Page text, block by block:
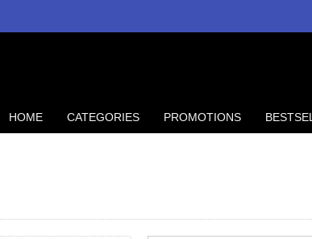
PROMOTIONS
CATEGORIES
HOME